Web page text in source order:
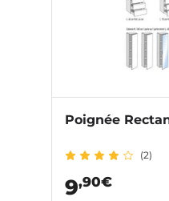
Poignée
(2)
9,90€